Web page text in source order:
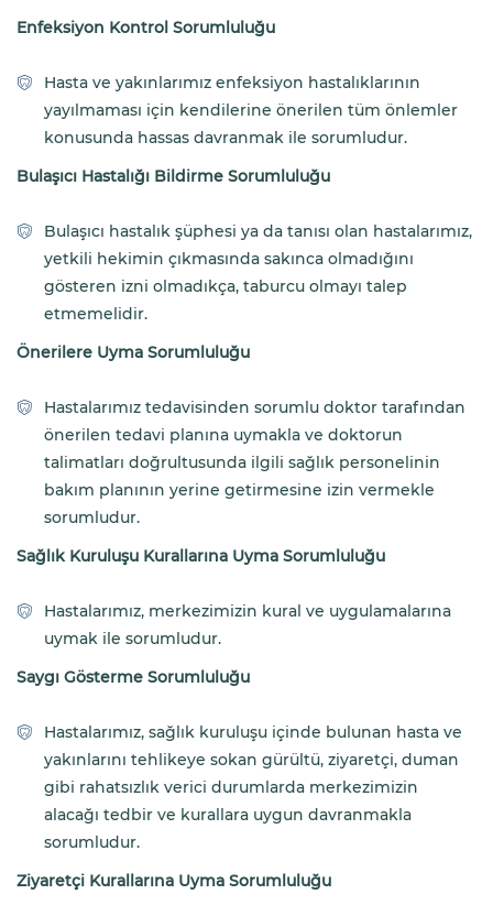
Enfeksiyon Kontrol Sorumluluğu
Hasta ve yakınlarımız enfeksiyon hastalıklarının
yayılmaması için kendilerine önerilen tüm önlemler
konusunda hassas davranmak ile sorumludur.
Bulaşıcı Hastalığı Bildirme Sorumluluğu
Bulaşıcı hastalık şüphesi ya da tanısı olan hastalarımız,
yetkili hekimin çıkmasında sakınca olmadığını
gösteren izni olmadıkça, taburcu olmayı talep
etmemelidir.
Önerilere Uyma Sorumluluğu
Hastalarımız tedavisinden sorumlu doktor tarafından
önerilen tedavi planına uymakla ve doktorun
talimatları doğrultusunda ilgili sağlık personelinin
bakım planının yerine getirmesine izin vermekle
sorumludur.
Sağlık Kuruluşu Kurallarına Uyma Sorumluluğu
Hastalarımız, merkezimizin kural ve uygulamalarına
uymak ile sorumludur.
Saygı Gösterme Sorumluluğu
Hastalarımız, sağlık kuruluşu içinde bulunan hasta ve
yakınlarını tehlikeye sokan gürültü, ziyaretçi, duman
gibi rahatsızlık verici durumlarda merkezimizin
alacağı tedbir ve kurallara uygun davranmakla
sorumludur.
Ziyaretçi Kurallarına Uyma Sorumluluğu